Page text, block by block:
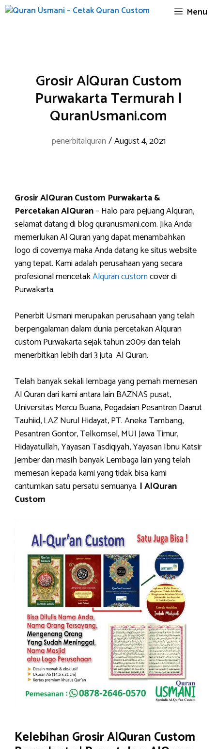
Skip
Menu
Grosir AlQuran Custom
Purwakarta Termurah |
QuranUsmani.com
penerbitalquran /August 4, 2021
Grosir AlQuran Custom Purwakarta &
Percetakan AlQuran– Halo para pejuang Alquran,
selamat datang di blog quranusmani.com. Jika Anda
memerlukan Al Quran yang dapat menambahkan
logo di covernya maka Anda datang ke situs website
yang tepat. Kami adalah perusahaan yang secara
profesional mencetakAlquran customcover di
Purwakarta.
Penerbit Usmani merupakan perusahaan yang telah
berpengalaman dalam dunia percetakan Alquran
custom Purwakarta sejak tahun 2009 dan telah
menerbitkan lebih dari 3 juta Al Quran.
Telah banyak sekali lembaga yang pernah memesan
Al Quran dari kami antara lain BAZNAS pusat,
Universitas Mercu Buana, Pegadaian Pesantren Daarut
Tauhiid, LAZ Nurul Hidayat, PT. Aneka Tambang,
Pesantren Gontor, Telkomsel, MUI Jawa Timur,
Hidayatullah, Yayasan Tasdiqiyah, Yayasan Ibnu Katsir
Jember dan masih banyak Lembaga lain yang telah
memesan kepada kami yang tidak bisa kami
cantumkan satu persatu semuanya. | AlQuran
Custom
Kelebihan Grosir AlQuran Custom